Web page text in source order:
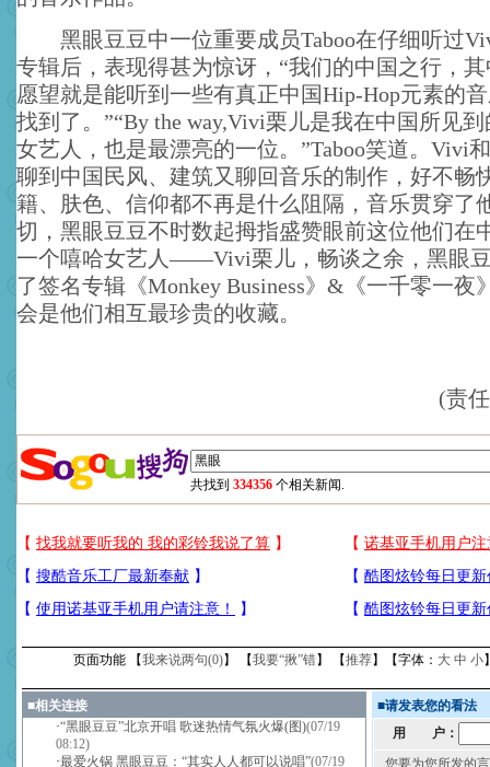
黑眼豆豆中一位重要成员Taboo在仔细听过
专辑后，表现得甚为惊讶，“我们的中国之行，
愿望就是能听到一些有真正中国Hip-Hop元素的
找到了。”“By the way,Vivi栗儿是我在中国所见
女艺人，也是最漂亮的一位。”Taboo笑道。Vivi
聊到中国民风、建筑又聊回音乐的制作，好不畅
籍、肤色、信仰都不再是什么阻隔，音乐贯穿了
切，黑眼豆豆不时数起拇指盛赞眼前这位他们在
一个嘻哈女艺人——Vivi栗儿，畅谈之余，黑眼
了签名专辑《Monkey Business》&《一千零一夜
会是他们相互最珍贵的收藏。
(责
共找到 334356 个相关新闻.
页面功能 【我来说两句(0)】 【我要“揪”错】 【推荐】【字体： 大 中 小
■相关连接
·“黑眼豆豆”北京开唱 歌迷热情气氛火爆(图)(07/19
08:12)
·最爱火锅 黑眼豆豆：“其实人人都可以说唱”(07/19
■请发表您的看法
用 户：
您要为您所发的